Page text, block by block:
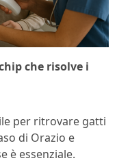
che risolve i
per ritrovare gatti
di Orazio e
è essenziale.